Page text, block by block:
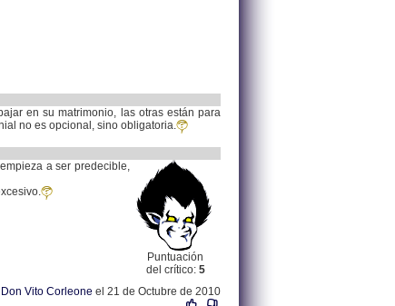
en su matrimonio, las otras están para
no es opcional, sino obligatoria.
Puntuación
del crítico: 5
a ser predecible,
Don Vito Corleone el 21 de Octubre de 2010